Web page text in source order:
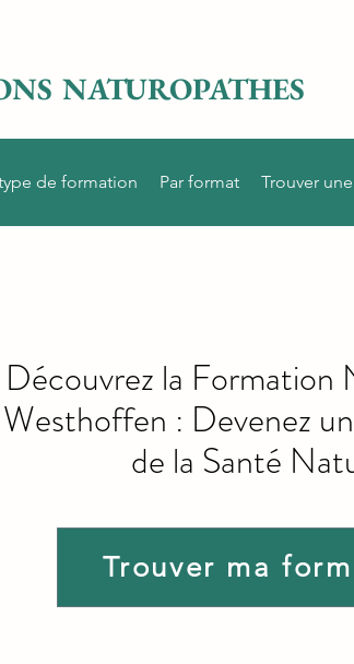
NATUROPATHES
de formation Par format Trouver
Trouver ma
Découvrez la Formation
Westhoffen : Devenez
de la Santé